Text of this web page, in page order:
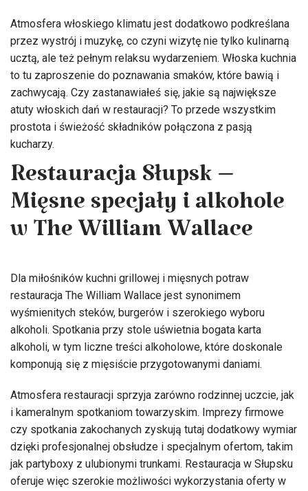
Atmosfera włoskiego klimatu jest dodatkowo podkreślana
przez wystrój i muzykę, co czyni wizytę nie tylko kulinarną
ucztą, ale też pełnym relaksu wydarzeniem. Włoska kuchnia
to tu zaproszenie do poznawania smaków, które bawią i
zachwycają. Czy zastanawiałeś się, jakie są największe
atuty włoskich dań w restauracji? To przede wszystkim
prostota i świeżość składników połączona z pasją
kucharzy.
Restauracja Słupsk –
Mięsne specjały i alkohole
w The William Wallace
Dla miłośników kuchni grillowej i mięsnych potraw
restauracja The William Wallace jest synonimem
wyśmienitych steków, burgerów i szerokiego wyboru
alkoholi. Spotkania przy stole uświetnia bogata karta
alkoholi, w tym liczne treści alkoholowe, które doskonale
komponują się z mięsiście przygotowanymi daniami.
Atmosfera restauracji sprzyja zarówno rodzinnej uczcie, jak
i kameralnym spotkaniom towarzyskim. Imprezy firmowe
czy spotkania zakochanych zyskują tutaj dodatkowy wymiar
dzięki profesjonalnej obsłudze i specjalnym ofertom, takim
jak partyboxy z ulubionymi trunkami. Restauracja w Słupsku
oferuje więc szerokie możliwości wykorzystania oferty w